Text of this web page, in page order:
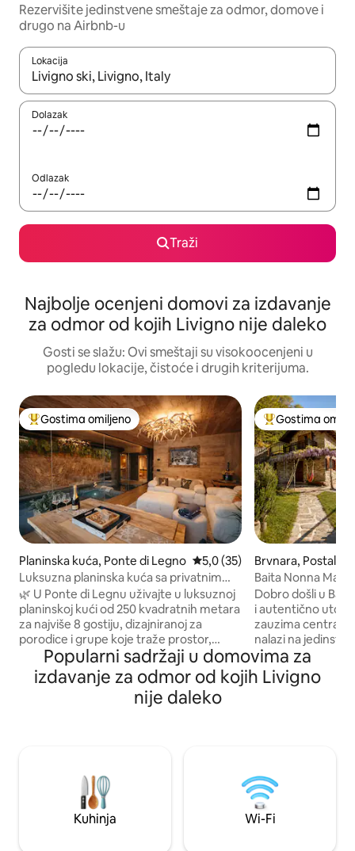
Rezervišite jedinstvene smeštaje za odmor, domove i
drugo na Airbnb-u
Lokacija
Kad su rezultati dostupni, možete da se krećete kroz njih
Dolazak
Odlazak
Traži
Najbolje ocenjeni domovi za izdavanje
za odmor od kojih Livigno nije daleko
Gosti se slažu: Ovi smeštaji su visokoocenjeni u
pogledu lokacije, čistoće i drugih kriterijuma.
Najuspešniji među gostima omiljenim
Gostima omiljeno
Planinska kuća, Ponte di Legno Prosečna ocena 5,0 od 5,
5,0 (35)
Luksuzna planinska kuća sa privatnim
SPA centrom, bazenom, saunom i
baštom
🌿 U Ponte di Legnu uživajte u luksuznoj
planinskoj kući od 250 kvadratnih metara
za najviše 8 gostiju, dizajniranoj za
porodice i grupe koje traže prostor,
privatnost i velnes. Alpski dizajn, privatna
bašta i ekskluzivni SPA pretvaraju svaki
boravak u doživljaj 🛏️ 4 elegantne
spavaće sobe 🛁 4 dizajnerska kupatila 💆
televizorom od 85'' 🍳 Gurmanska
kuhinja 🌿 Bašta sa roštiljem 🚗 Privatna
garaža 📶 Brzi Wi-Fi ✨ Planinski vazduh,
opuštanje i vrhunska udobnost
Najuspešniji
Gostima
Brvnara,
Baita Nonna
prirodnom
Dobro došli u
i autentično
zauzima
nalazi na
dostupnoj lokaciji,
nudi potpunu
udobnosti. Svuda okolo nema ničega
sebe i za one koje
Popularni sadržaji u domovima za
izdavanje za odmor od kojih Livigno
nije daleko
Kuhinja Wi-Fi